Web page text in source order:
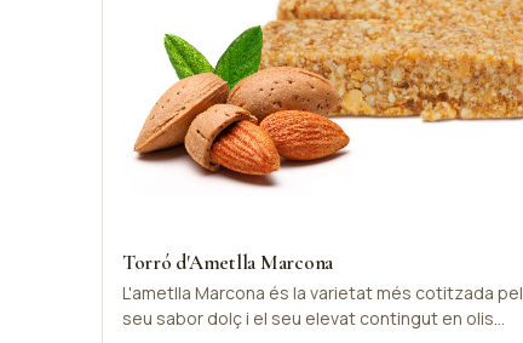
Torró d'Ametlla Marcona
L'ametlla Marcona és la varietat més cotitzada pel
seu sabor dolç i el seu elevat contingut en olis